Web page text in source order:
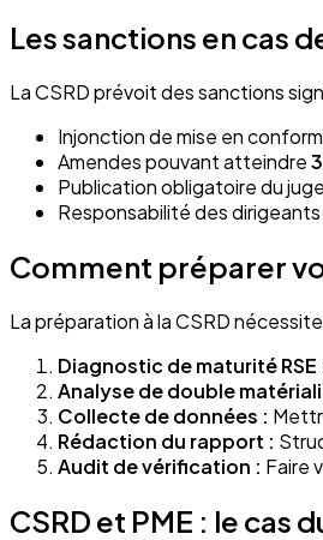
Les sanctions en cas
La CSRD prévoit des sanctions
Injonction de mise en
Amendes pouvant atteindre
Publication obligatoire du
Responsabilité des
Comment préparer
La préparation à la CSRD
Diagnostic de maturité RSE
Analyse de double
Collecte de données :
Rédaction du rapport :
Audit de vérification : Faire
CSRD et PME : le cas